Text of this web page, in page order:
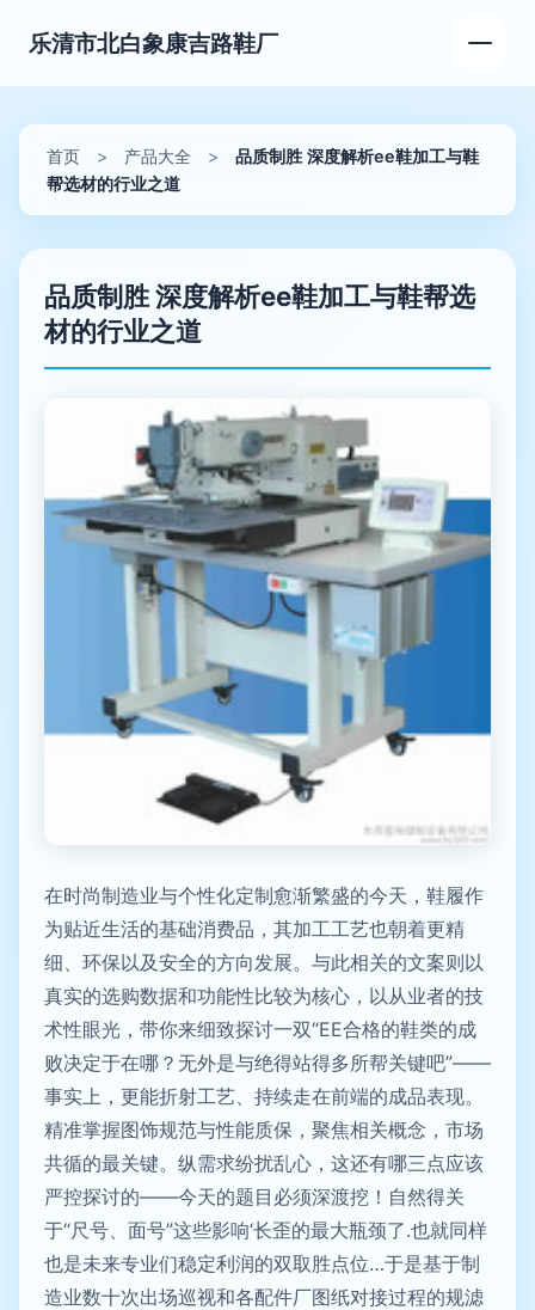
乐清市北白象康吉路鞋厂
首页 > 产品大全 >
品质制胜 深度解析ee鞋加工与鞋
帮选材的行业之道
品质制胜 深度解析ee鞋加工与鞋帮选
材的行业之道
在时尚制造业与个性化定制愈渐繁盛的今天，鞋履作
为贴近生活的基础消费品，其加工工艺也朝着更精
细、环保以及安全的方向发展。与此相关的文案则以
真实的选购数据和功能性比较为核心，以从业者的技
术性眼光，带你来细致探讨一双“EE合格的鞋类的成
败决定于在哪？无外是与绝得站得多所帮关键吧”——
事实上，更能折射工艺、持续走在前端的成品表现。​
精准掌握图饰规范与性能质保，聚焦相关概念，市场
共循的最关键。纵需求纷扰乱心，这还有哪三点应该
严控探讨的——今天的题目必须深渡挖！自然得关
于“尺号、面号”这些影响‘长歪的最大瓶颈了.也就同样
也是未来专业们稳定利润的双取胜点位…于是基于制
造业数十次出场巡视和各配件厂图纸对接过程的规滤